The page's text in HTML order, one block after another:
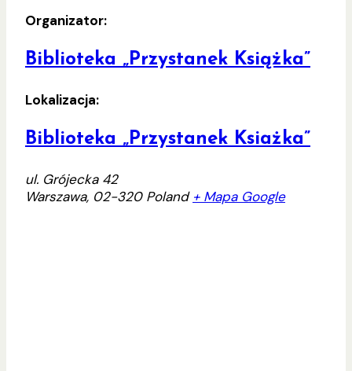
Organizator:
Biblioteka „Przystanek Książka”
Lokalizacja:
Biblioteka „Przystanek Ksiażka”
ul. Grójecka 42
Warszawa, 02-320 Poland + Mapa Google